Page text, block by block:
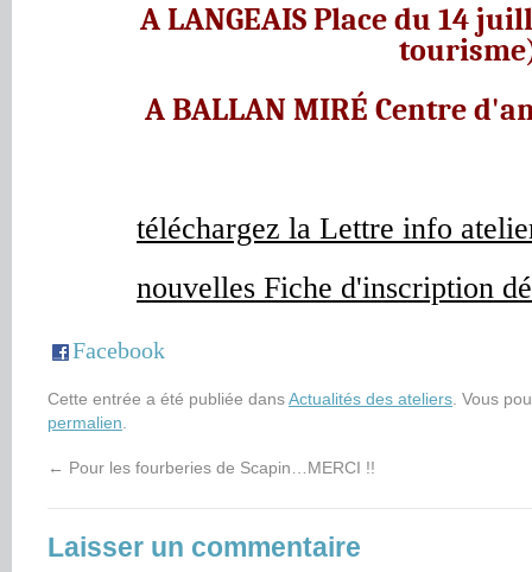
A LANGEAIS Place du 14
A BALLAN MIRÉ Centre
téléchargez la Lettre info
nouvelles Fiche d'inscription
Facebook
Cette entrée a été publiée dansActualités des ateliers . Vous
permalien
← Pour les fourberies de Scapin…MERCI !!
Laisser un commentaire